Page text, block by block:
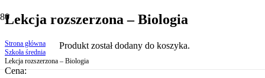
Produkt został dodany do koszyka.
Lekcja rozszerzona – Biologia
Strona główna
Szkoła średnia
Lekcja rozszerzona – Biologia
Cena: